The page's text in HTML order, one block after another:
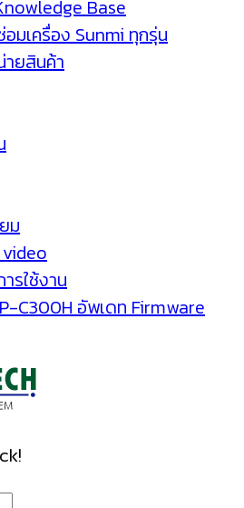
Base
มเครื่อง Sunmi ทุกรุ่น
ยสินค้า
ม
รใช้งาน
C300H อัพเดท Firmware